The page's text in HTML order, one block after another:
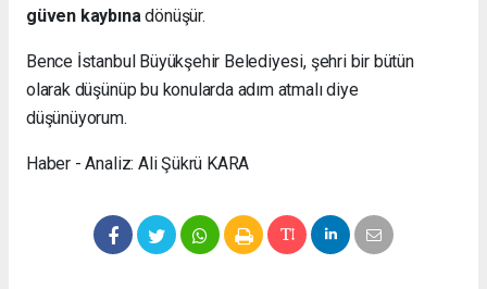
güven kaybınadönüşür.
Bence İstanbul Büyükşehir Belediyesi, şehri bir bütün
olarak düşünüp bu konularda adım atmalı diye
düşünüyorum.
Haber - Analiz: Ali Şükrü KARA